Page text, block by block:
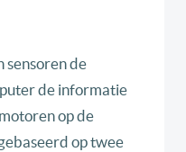
sensoren de
de informatie
op de
op twee